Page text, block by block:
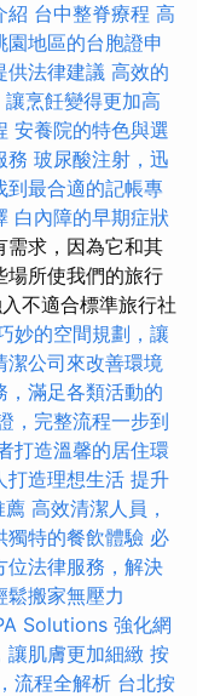
紹 台中整脊療程 高
園地區的台胞證申
供法律建議 高效的
烹飪變得更加高
安養院的特色與選
務 玻尿酸注射，迅
到最合適的記帳專
白內障的早期症狀
需求，因為它和其
場所使我們的旅行
不適合標準旅行社
妙的空間規劃，讓
潔公司來改善環境
，滿足各類活動的
，完整流程一步到
打造溫馨的居住環
打造理想生活 提升
薦 高效清潔人員，
獨特的餐飲體驗 必
位法律服務，解決
鬆搬家無壓力
Solutions 強化網
讓肌膚更加細緻 按
流程全解析 台北按